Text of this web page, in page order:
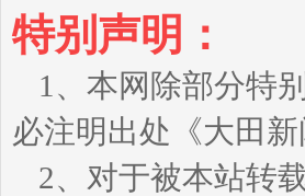
特别声明：
1、本网除部分特
必注明出处《大田
2、对于被本站转